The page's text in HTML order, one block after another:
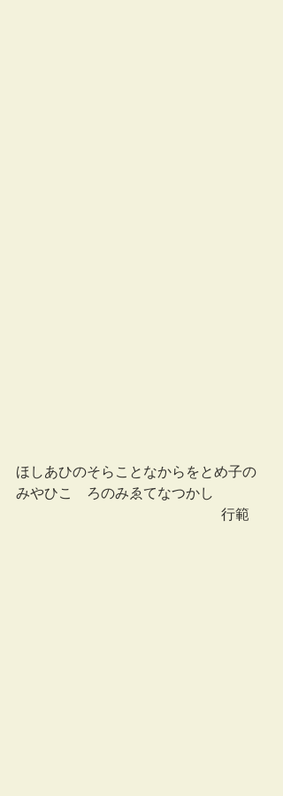
ほしあひのそらことなからをとめ子の
みやひこゝろのみゑてなつかし
                                                          行範